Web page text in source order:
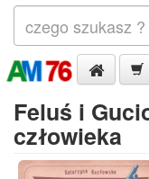
Feluś i
człowieka